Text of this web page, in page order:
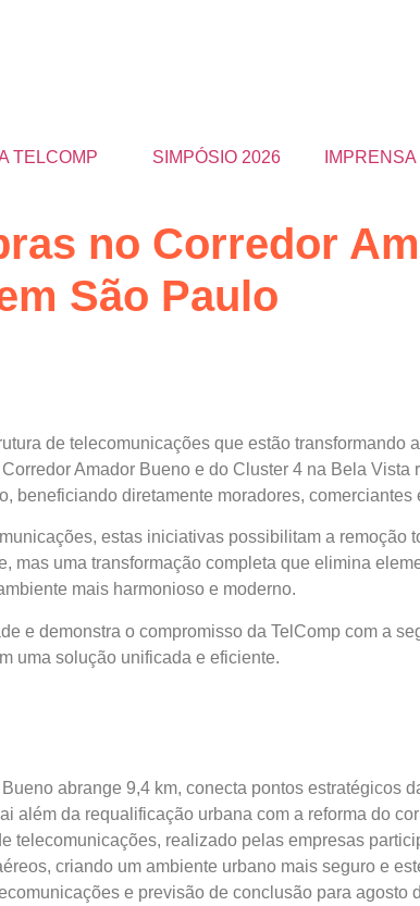
TELCOMP SIMPÓSIO 2026 IMPRENSA
no Corredor
São Paulo
de telecomunicações que estão transformando
Amador Bueno e do Cluster 4 na Bela Vista
beneficiando diretamente moradores, comerciantes
estas iniciativas possibilitam a remoção
mas uma transformação completa que elimina
mais harmonioso e moderno.
e demonstra o compromisso da TelComp com a
uma solução unificada e eficiente.
abrange 9,4 km, conecta pontos estratégicos
além da requalificação urbana com a reforma do
telecomunicações, realizado pelas empresas
criando um ambiente urbano mais seguro e
e previsão de conclusão para agosto